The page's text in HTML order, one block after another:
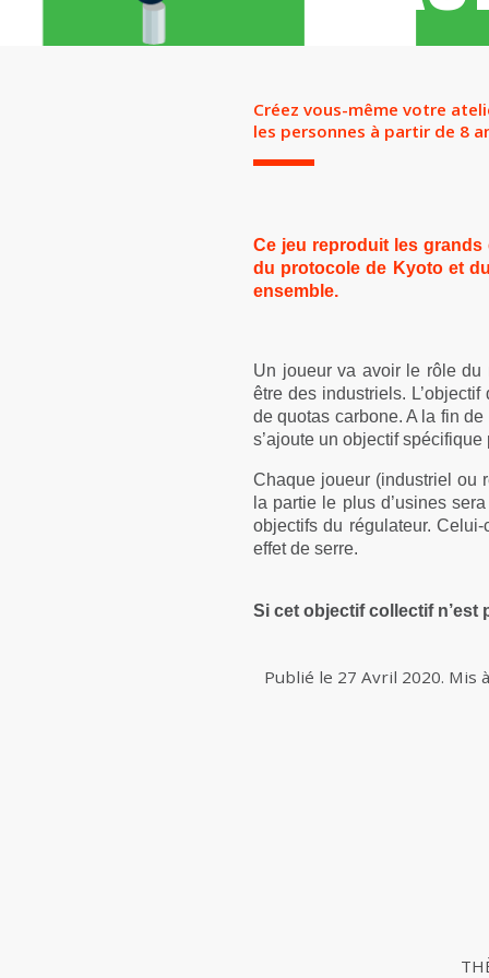
Créez vous-même votre
les personnes à partir de 8
Ce jeu reproduit les grands
du protocole de Kyoto et
ensemble.
Un joueur va avoir le rôle du
être des industriels.
de quotas carbone. A la fin
s’ajoute un objectif spécifique
Chaque joueur (industriel ou
la partie le plus d’usines
objectifs du régulateur.
effet de serre.
Si cet objectif collectif n’est
Publié le 27 Avril 2020. Mis